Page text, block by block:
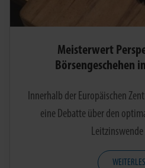
Meisterwert
Börsengeschehen
Innerhalb der Europäischen
eine Debatte über den